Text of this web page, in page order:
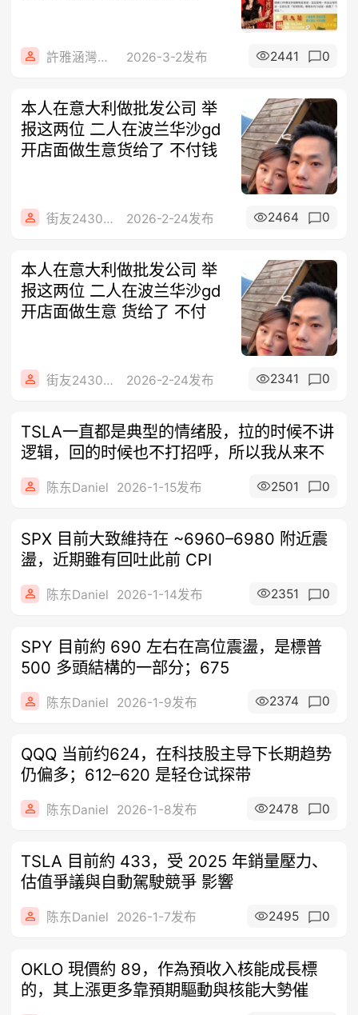
許雅涵灣灣新聞 2026-3-2发布 2441 0
本人在意大利做批发公司 举
报这两位 二人在波兰华沙gd
开店面做生意货给了 不付钱
街友24304380 2026-2-24发布 2464 0
本人在意大利做批发公司 举
报这两位 二人在波兰华沙gd
开店面做生意 货给了 不付
街友24304380 2026-2-24发布 2341 0
TSLA一直都是典型的情绪股，拉的时候不讲
逻辑，回的时候也不打招呼，所以我从来不
陈东Daniel 2026-1-15发布 2501 0
SPX 目前大致維持在 ~6960–6980 附近震
盪，近期雖有回吐此前 CPI
陈东Daniel 2026-1-14发布 2351 0
SPY 目前約 690 左右在高位震盪，是標普
500 多頭結構的一部分；675
陈东Daniel 2026-1-9发布 2374 0
QQQ 当前约624，在科技股主导下长期趋势
仍偏多；612–620 是轻仓试探带
陈东Daniel 2026-1-8发布 2478 0
TSLA 目前約 433，受 2025 年銷量壓力、
估值爭議與自動駕駛競爭 影響
陈东Daniel 2026-1-7发布 2495 0
OKLO 現價約 89，作為預收入核能成長標
的，其上漲更多靠預期驅動與核能大勢催